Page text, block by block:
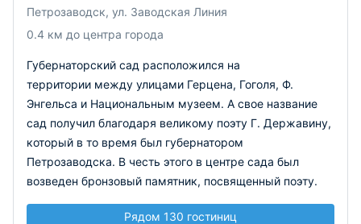
Петрозаводск, ул. Заводская Линия
0.4 км до центра города
Губернаторский сад расположился на
территории между улицами Герцена, Гоголя, Ф.
Энгельса и Национальным музеем. А свое название
сад получил благодаря великому поэту Г. Державину,
который в то время был губернатором
Петрозаводска. В честь этого в центре сада был
возведен бронзовый памятник, посвященный поэту.
Рядом 130 гостиниц